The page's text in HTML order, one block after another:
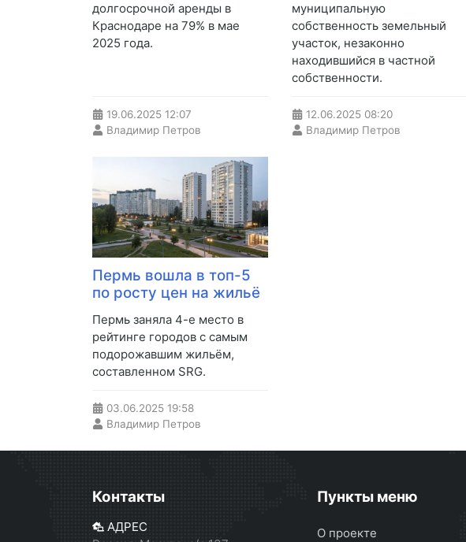
долгосрочной аренды в
Краснодаре на 79% в мае
2025 года.
19.06.2025 12:07
Владимир Петров
муниципальную
собственность земельный
участок, незаконно
находившийся в частной
собственности.
12.06.2025 08:20
Владимир Петров
Пермь вошла в топ-5
по росту цен на жильё
Пермь заняла 4-е место в
рейтинге городов с самым
подорожавшим жильём,
составленном SRG.
03.06.2025 19:58
Владимир Петров
Контакты
АДРЕС
Пункты меню
О проекте